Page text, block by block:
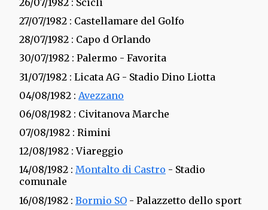
27/07/1982 : Castellamare del Golfo
28/07/1982 : Capo d Orlando
30/07/1982 : Palermo - Favorita
31/07/1982 : Licata AG - Stadio Dino Liotta
04/08/1982 : Avezzano
06/08/1982 : Civitanova Marche
07/08/1982 : Rimini
12/08/1982 : Viareggio
14/08/1982 : Montalto di Castro - Stadio
comunale
16/08/1982 : Bormio SO - Palazzetto dello sport